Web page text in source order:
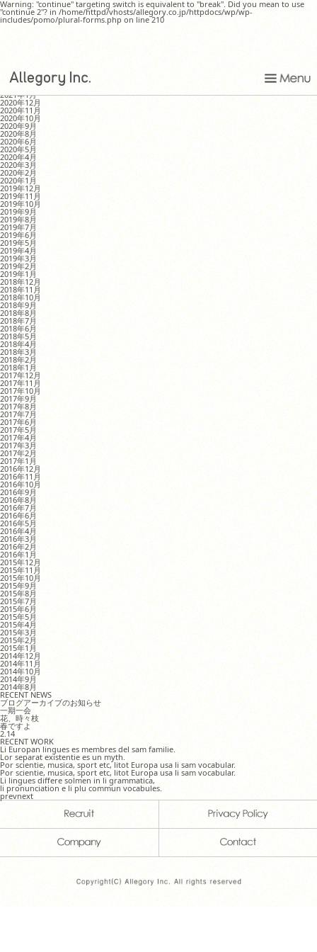
Warning: "continue" targeting switch is equivalent to "break". Did you mean to use
"continue 2"? in /home/httpd/vhosts/allegory.co.jp/httpdocs/wp/wp-
includes/pomo/plural-forms.php on line 210
MONTHLY ARCHIVE
2021年8月
2021年4月
2021年1月
2020年12月
2020年11月
2020年10月
2020年9月
2020年8月
2020年6月
2020年5月
2020年4月
2020年3月
2020年2月
2020年1月
2019年12月
2019年11月
2019年10月
2019年9月
2019年8月
2019年7月
2019年6月
2019年5月
2019年4月
2019年3月
2019年2月
2019年1月
2018年12月
2018年11月
2018年10月
2018年9月
2018年8月
2018年7月
2018年6月
2018年5月
2018年4月
2018年3月
2018年2月
2018年1月
2017年12月
2017年11月
2017年10月
2017年9月
2017年8月
2017年7月
2017年6月
2017年5月
2017年4月
2017年3月
2017年2月
2017年1月
2016年12月
2016年11月
2016年10月
2016年9月
2016年8月
2016年7月
2016年6月
2016年5月
2016年4月
2016年3月
2016年2月
2016年1月
2015年12月
2015年11月
2015年10月
2015年9月
2015年8月
2015年7月
2015年6月
2015年5月
2015年4月
2015年3月
2015年2月
2015年1月
2014年12月
2014年11月
2014年10月
2014年9月
2014年8月
RECENT NEWS
ブログアーカイブのお知らせ
一期一会
花、時々枝
春ですよ
2.14
RECENT WORK
Li Europan lingues es membres del sam familie.
Lor separat existentie es un myth.
Por scientie, musica, sport etc, litot Europa usa li sam vocabular.
Por scientie, musica, sport etc, litot Europa usa li sam vocabular.
Li lingues differe solmen in li grammatica,
li pronunciation e li plu commun vocabules.
prevnext